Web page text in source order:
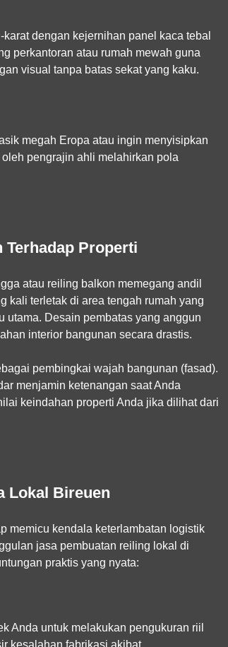
dengan kejernihan panel kaca tebal
perkantoran atau rumah mewah guna
visual tanpa batas sekat yang kaku.
megah Eropa atau ingin menyisipkan
pengrajin ahli melahirkan pola
Terhadap Properti
atau reiling balkon memegang andil
kali terletak di area tengah rumah yang
utama. Desain pembatas yang anggun
interior bangunan secara drastis.
pembingkai wajah bangunan (fasad).
menjamin ketenangan saat Anda
keindahan properti Anda jika dilihat dari
Lokal Bireuen
memicu kendala keterlambatan logistik
jasa pembuatan reiling lokal di
praktis yang nyata:
Anda untuk melakukan pengukuran riil